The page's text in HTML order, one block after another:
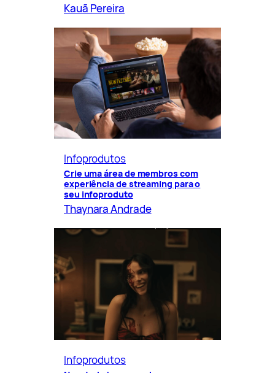
Kauã Pereira
Infoprodutos
Crie uma área de membros com
experiência de streaming para o
seu infoproduto
Thaynara Andrade
Infoprodutos